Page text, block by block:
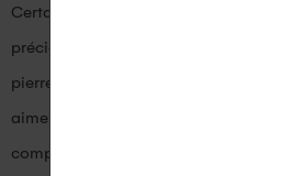
Certaines femmes préfèrent les
précieuses, tandis que d’autres
pierres. Si vous savez que la femme
aime les pierres précieuses, il est
compte ses préférences. Les